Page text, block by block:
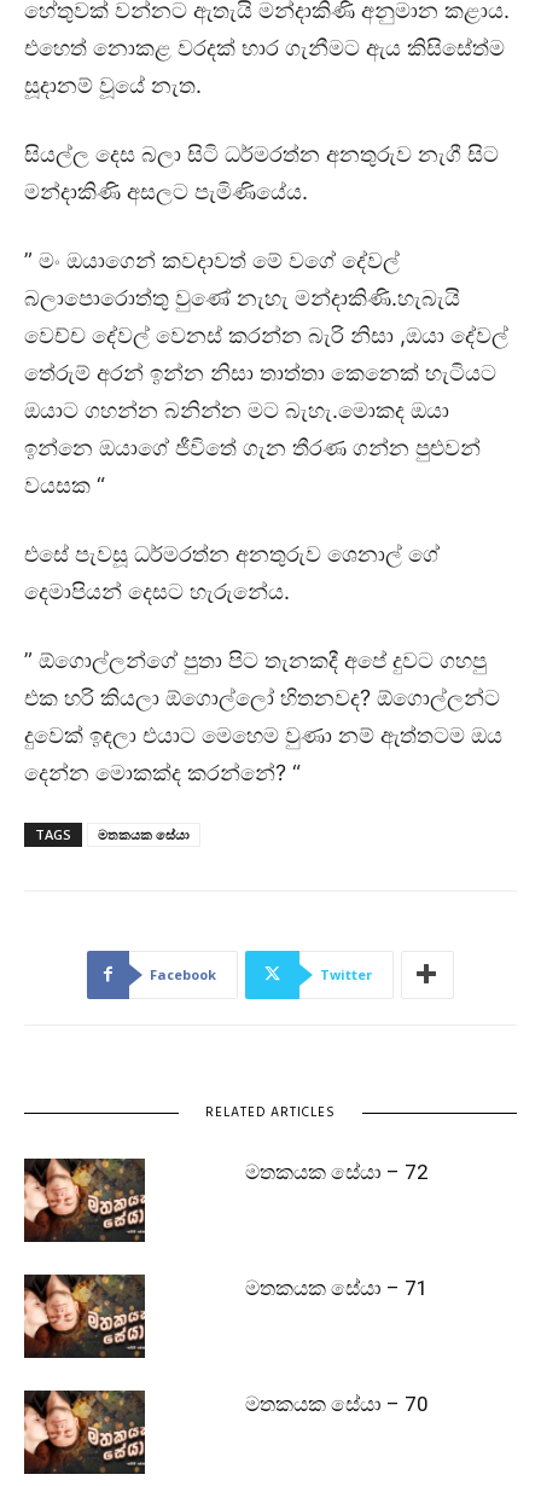
හේතුවක් වන්නට ඇතැයි මන්දාකිණි අනුමාන කළාය.
එහෙත් නොකළ වරදක් භාර ගැනීමට ඇය කිසිසේත්ම
සූදානම් වූයේ නැත.
සියල්ල දෙස බලා සිටි ධර්මරත්න අනතුරුව නැගී සිට
මන්දාකිණි අසලට පැමිණියේය.
” මං ඔයාගෙන් කවදාවත් මේ වගේ දේවල්
බලාපොරොත්තු වුණේ නැහැ මන්දාකිණි.හැබැයි
වෙච්ච දේවල් වෙනස් කරන්න බැරි නිසා ,ඔයා දේවල්
තේරුම් අරන් ඉන්න නිසා තාත්තා කෙනෙක් හැටියට
ඔයාට ගහන්න බනින්න මට බැහැ.මොකද ඔයා
ඉන්නෙ ඔයාගේ ජීවිතේ ගැන තීරණ ගන්න පුළුවන්
වයසක “
එසේ පැවසූ ධර්මරත්න අනතුරුව ශෙනාල් ගේ
දෙමාපියන් දෙසට හැරුනේය.
” ඕගොල්ලන්ගේ පුතා පිට තැනකදී අපේ දුවට ගහපු
එක හරි කියලා ඕගොල්ලෝ හිතනවද? ඕගොල්ලන්ට
දුවෙක් ඉඳලා එයාට මෙහෙම වුණා නම් ඇත්තටම ඔය
දෙන්න මොකක්ද කරන්නේ? “
TAGS මතකයක සේයා
Facebook Twitter
RELATED ARTICLES
මතකයක සේයා – 72
මතකයක සේයා – 71
මතකයක සේයා – 70